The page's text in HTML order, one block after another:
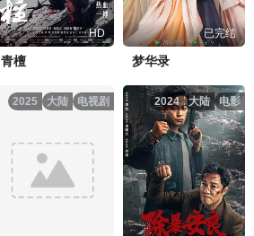
HD
青檀
已完结
梦华录
电视剧
大陆
2025 电影
大陆
2024